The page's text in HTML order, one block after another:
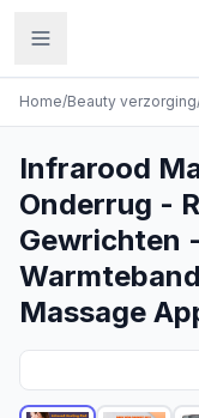
Home/Beauty verzorging
Infrarood
Onderrug -
Gewrichten
Massage